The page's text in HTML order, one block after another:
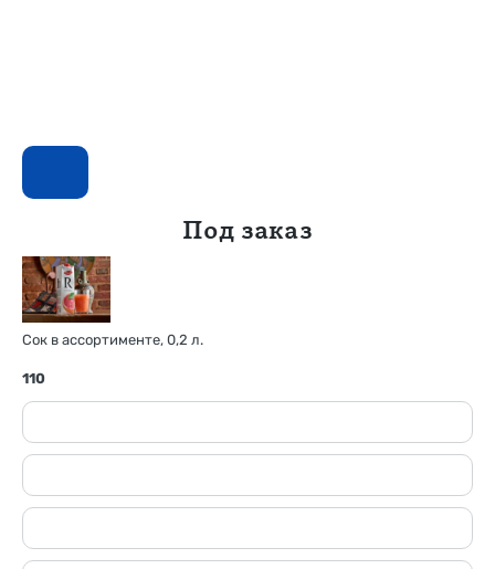
Под заказ
Сок в ассортименте, 0,2 л.
110